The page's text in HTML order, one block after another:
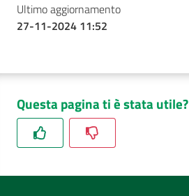
Ultimo aggiornamento
27-11-2024 11:52
Questa pagina ti è stata utile?